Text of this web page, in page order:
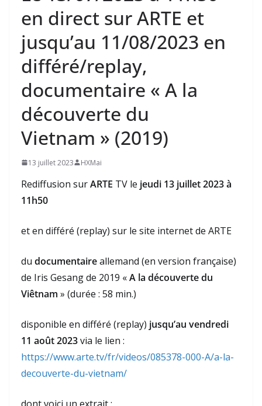
en direct sur ARTE et
jusqu’au 11/08/2023 en
différé/replay,
documentaire « A la
découverte du
Vietnam » (2019)
13 juillet 2023 HXMai
Rediffusion surARTE TV le jeudi 13 juillet 2023 à
11h50
et en différé (replay) sur le site internet de ARTE
du documentaireallemand (en version française)
de Iris Gesang de 2019 «A la découverte du
Viêtnam » (durée : 58 min.)
disponible en différé (replay) jusqu’au vendredi
11 août 2023via le lien :
https://www.arte.tv/fr/videos/085378-000-A/a-la-
decouverte-du-vietnam/
dont voici un extrait :